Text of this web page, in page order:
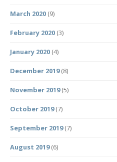
March 2020 (9)
February 2020 (3)
January 2020 (4)
December 2019(8)
November 2019(5)
October 2019(7)
September 2019(7)
August 2019(6)